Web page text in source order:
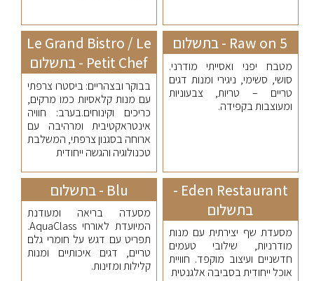
Raw on 5 - בתשלום
מטבח יפני ואסייתי מודרני.
סושי, סשימי, ניגירי ומנות דגים
טריים – טריות, צבעוניות
ומעוצבות בקפידה.
Le Grand Bistro / Le
Petit Chef - בתשלום
בבוקר ובצהריים: ביסטרו צרפתי
עם מנות קלאסיות כמו מרקים,
כריכים וקינוחים.בערב: חוויה
אינטראקטיבית ומרהיבה עם
ארוחה בסגנון צרפתי, המשלבת
טכנולוגיה והגשה ייחודית
Eden Restaurant -
בתשלום
מסעדת שף יצירתית עם מנות
מודרניות, שילובי טעמים
חדשניים ועיצוב מוקפד. חוויית
אוכל ייחודית בסביבה אלגנטית
Blu - בתשלום
מסעדה בריאה ומעודנת
המיועדת לאורחי AquaClass.
תפריט עם דגש על חומרי גלם
טריים, דגים איכותיים ומנות
קלילות ומזינות.